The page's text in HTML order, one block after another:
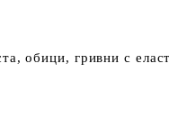
обици, гривни с